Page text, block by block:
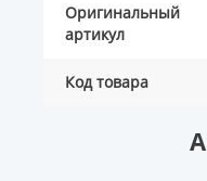
Оригинальный
артикул
Код товара